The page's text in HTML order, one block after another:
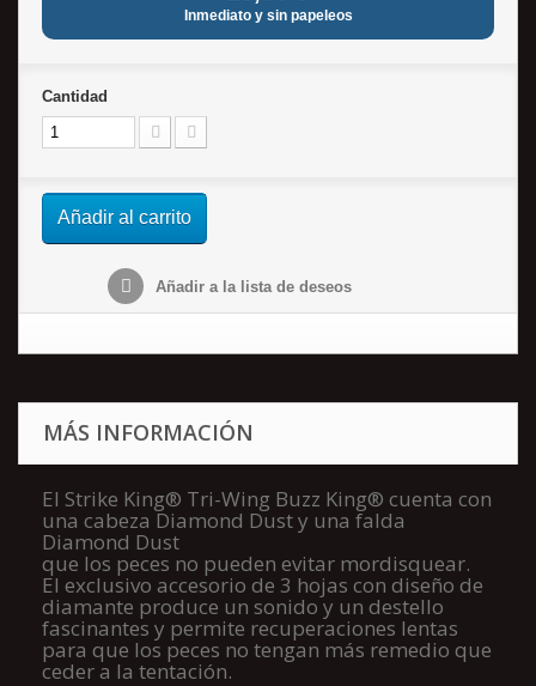
Inmediato y sin papeleos
Cantidad
Añadir al carrito
Añadir a la lista de deseos
MÁS INFORMACIÓN
El Strike King® Tri-Wing Buzz King® cuenta con
una cabeza Diamond Dust y una falda
Diamond Dust
que los peces no pueden evitar mordisquear.
El exclusivo accesorio de 3 hojas con diseño de
diamante produce un sonido y un destello
fascinantes y permite recuperaciones lentas
para que los peces no tengan más remedio que
ceder a la tentación.